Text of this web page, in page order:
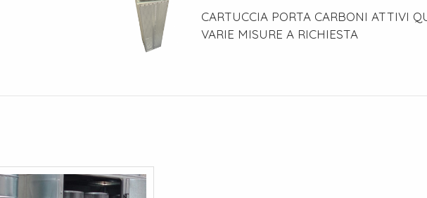
CARTUCCIA PORTA CARBONI ATTIVI
VARIE MISURE A RICHIESTA